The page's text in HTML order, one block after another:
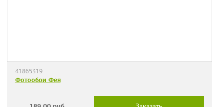
41865319
Фотообои Фея